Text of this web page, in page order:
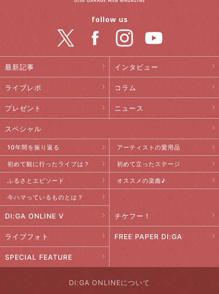
最新記事 インタビュー
ライブレポ コラム
プレゼント ニュース
スペシャル
10年間を振り返る アーティストの愛用品
初めて観に行ったライブは？ 初めて立ったステージ
ふるさとエピソード オススメの楽曲♪
今ハマっているものとは？
DI:GA ONLINE V チケフー！
ライブフォト FREE PAPER DI:GA
SPECIAL FEATURE
follow us
DI:GA ONLINEについて